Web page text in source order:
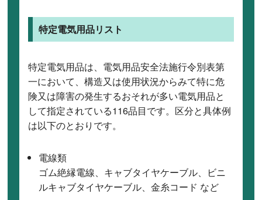
特定電気用品リスト
特定電気用品は、電気用品安全法施行令別表第
一において、構造又は使用状況からみて特に危
険又は障害の発生するおそれが多い電気用品と
して指定されている116品目です。区分と具体例
は以下のとおりです。
電線類
ゴム絶縁電線、キャブタイヤケーブル、ビニ
ルキャブタイヤケーブル、金糸コード など